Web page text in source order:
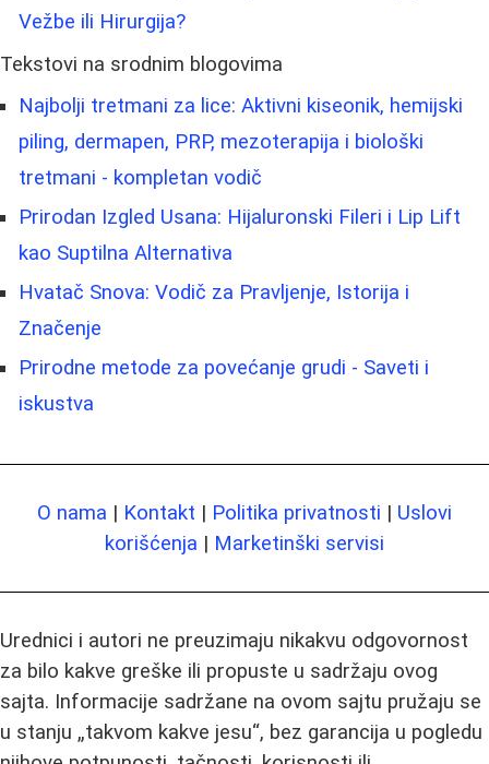
Vežbe ili Hirurgija?
Tekstovi na srodnim blogovima
Najbolji tretmani za lice: Aktivni kiseonik, hemijski
piling, dermapen, PRP, mezoterapija i biološki
tretmani - kompletan vodič
Prirodan Izgled Usana: Hijaluronski Fileri i Lip Lift
kao Suptilna Alternativa
Hvatač Snova: Vodič za Pravljenje, Istorija i
Značenje
Prirodne metode za povećanje grudi - Saveti i
iskustva
O nama | Kontakt | Politika privatnosti | Uslovi
korišćenja | Marketinški servisi
Urednici i autori ne preuzimaju nikakvu odgovornost
za bilo kakve greške ili propuste u sadržaju ovog
sajta. Informacije sadržane na ovom sajtu pružaju se
u stanju „takvom kakve jesu“, bez garancija u pogledu